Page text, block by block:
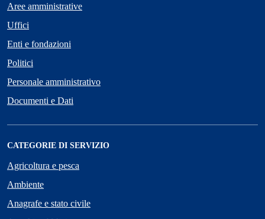
Aree amministrative
Uffici
Enti e fondazioni
Politici
Personale amministrativo
Documenti e Dati
CATEGORIE DI SERVIZIO
Agricoltura e pesca
Ambiente
Anagrafe e stato civile